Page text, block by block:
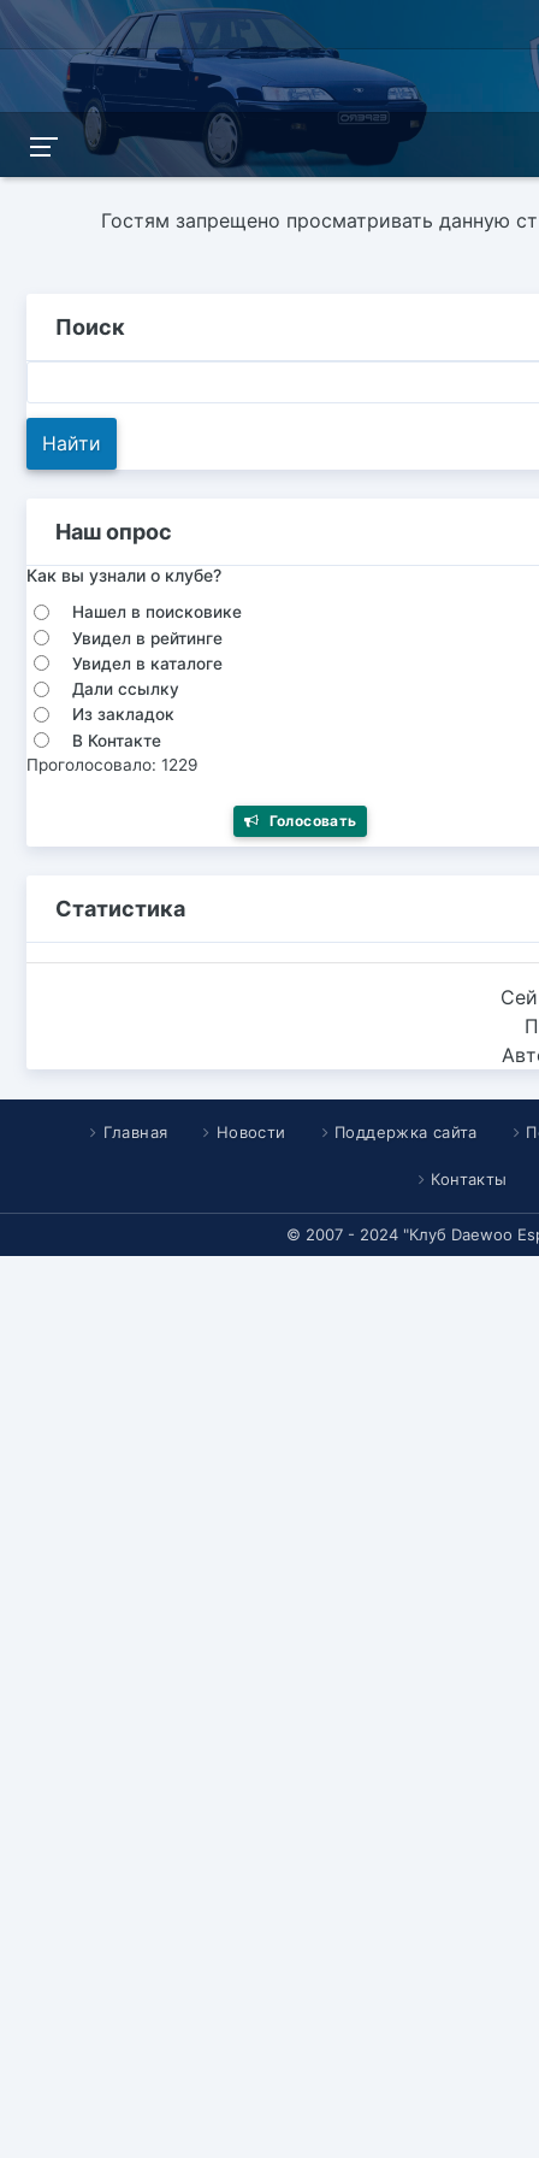
Гостям запрещено просматривать данную
Поиск
Наш опрос
Как вы узнали о клубе?
Нашел в поисковике
Увидел в рейтинге
Увидел в каталоге
Дали ссылку
Из закладок
В Контакте
Проголосовало: 1229
Голосовать
Статистика
Главная Новости Поддержка сайта
Контакты
© 2007 - 2024 "Клуб Daewoo